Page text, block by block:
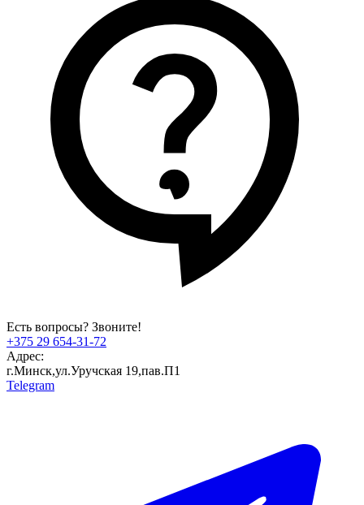
Есть вопросы? Звоните!
+375 29 654-31-72
Адрес:
г.Минск,ул.Уручская 19,пав.П1
Telegram